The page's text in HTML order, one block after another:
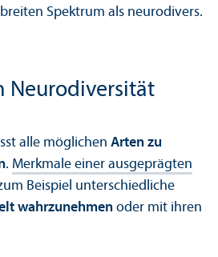
Spektrum als neurodivers.
Neurodiversität
alle möglichen Arten zu
. Merkmale einer ausgeprägten
Beispiel unter­schiedliche
wahrzunehmen oder mit ihren